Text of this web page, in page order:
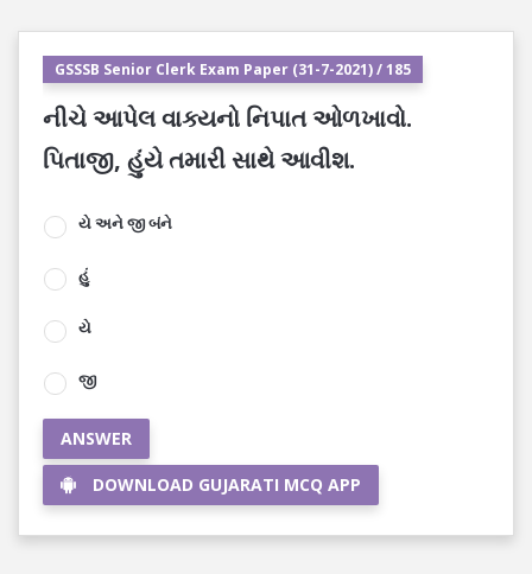
GSSSB Senior Clerk Exam Paper (31-7-2021) / 185
નીચે આપેલ વાક્યનો નિપાત ઓળખાવો.
પિતાજી, હુંયે તમારી સાથે આવીશ.
યે અને જી બંને
હું
યે
જી
ANSWER
DOWNLOAD GUJARATI MCQ APP